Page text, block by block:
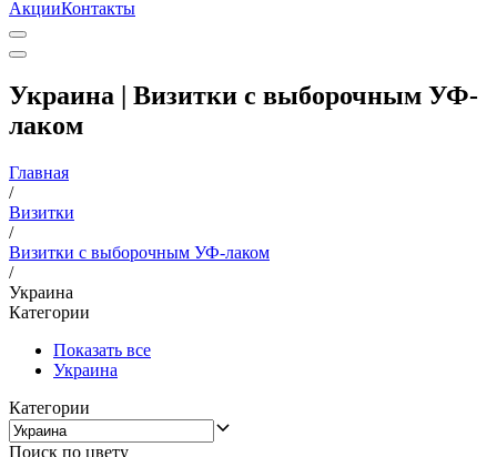
АкцииКонтакты
Украина | Визитки с выборочным УФ-
лаком
Главная
/
Визитки
/
Визитки с выборочным УФ-лаком
/
Украина
Категории
Показать все
Украина
Категории
Поиск по цвету